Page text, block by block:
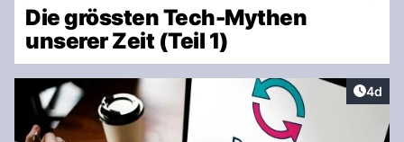
Die grössten Tech-Mythen
unserer Zeit (Teil 1)
4d